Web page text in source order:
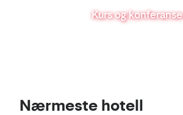
Kurs og konferanse
SeNærmeste hotell